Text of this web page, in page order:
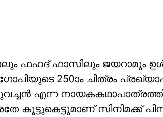
ഫഹദ് ഫാസിലും ജയറാമും
250ാം ചിത്രം
എന്ന
കൂട്ടുകെട്ടുമാണ് സിനിമക്ക്